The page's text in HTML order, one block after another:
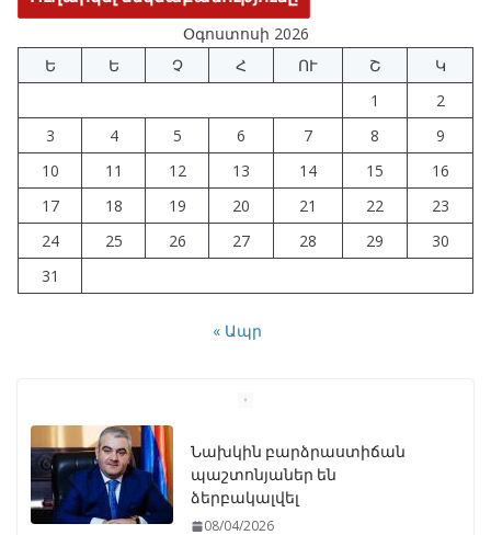
Օգոստոսի 2026
Ե
Ե Չ Հ ՈՒ Շ
Կ
1
2
3
4 5 6 7 8
9
10
11 12 13 14 15
16
17
18 19 20 21 22
23
24
25 26 27 28 29
30
31
« Ապր
պաշտոնյաներ են
ձերբակալվել
08/04/2026